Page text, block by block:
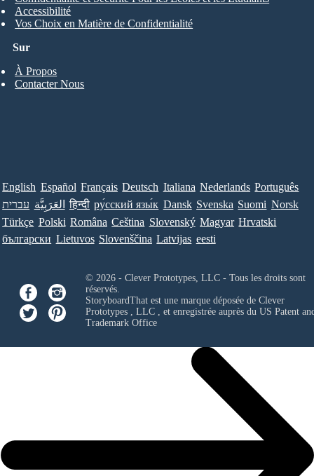
Sur
À Propos
Contacter Nous
Accessibilité
Vos Choix en Matière de Confidentialité
English Español Français Deutsch Italiana Nederlands Português
עברית العَرَبِيَّة हिन्दी ру́сский язы́к Dansk Svenska Suomi Norsk
Türkçe Polski Româna Ceština Slovenský Magyar Hrvatski
български Lietuvos Slovenščina Latvijas eesti
© 2026 - Clever Prototypes, LLC - Tous les droits sont
réservés.
StoryboardThat est une marque déposée de Clever
Prototypes , LLC, et enregistrée auprès du US Patent
Trademark Office